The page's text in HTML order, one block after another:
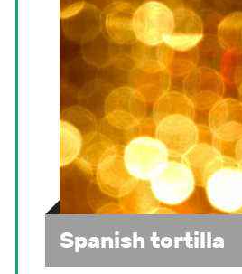
Spanish tortilla